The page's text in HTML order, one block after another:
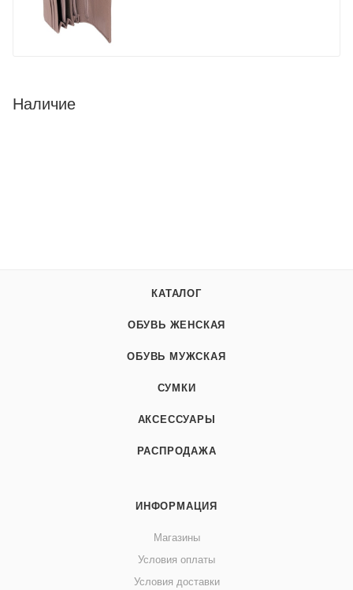
Наличие
КАТАЛОГ
ОБУВЬ ЖЕНСКАЯ
ОБУВЬ МУЖСКАЯ
СУМКИ
АКСЕССУАРЫ
РАСПРОДАЖА
ИНФОРМАЦИЯ
Магазины
Условия оплаты
Условия доставки